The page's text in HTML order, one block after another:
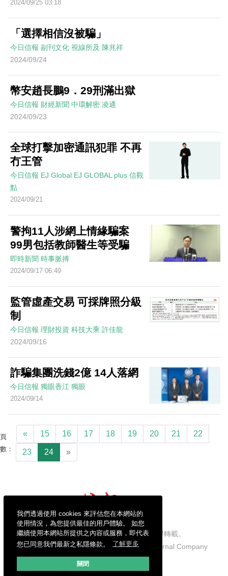
我們透過使用 cookies 來評估您在本網站的
使用情況，為您提供最佳的用戶體驗。 如您
繼續使用本網站所提供之內容或服務，即代表
您已同意我們最新之私隱條款。
了解更多
關閉
2024/09/25 03:18
「選擇相信沒被騙」
今日信報 副刊文化 視線所及 陳兆祥
2024/09/24
幣安趙長鵬9．29刑滿出獄
今日信報 財經新聞 中環解密 凌通
2024/09/23
全球打擊加密通訊犯罪 不再
冇王管
今日信報 EJ Global EJ GLOBAL plus 信觀
點
2024/09/21
警拘11人涉網上情緣騙案
99男包括教師醫生等受騙
即時新聞 時事脈搏
2024/09/17 06:49
監管虛產交易 可採牌照分級
制
今日信報 理財投資 科技大乘 許佳龍
2024/09/16
詐騙集團洗錢2億 14人落網
今日信報 獨眼香江 獨眼
2024/09/14
頁
數：
« 15 16 17 18 19 20 21 22
23 24 »
信報財經新聞有限公司版權所有，不得轉載。
Copyright © 2026 Hong Kong Economic Journal Company
Limited. All rights reserved.